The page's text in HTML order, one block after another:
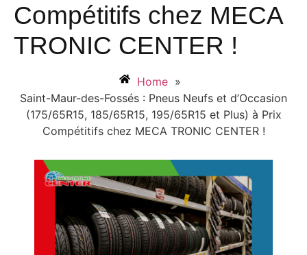
Compétitifs chez MECA
TRONIC CENTER !
Home »
Saint-Maur-des-Fossés : Pneus Neufs et d’Occasion
(175/65R15, 185/65R15, 195/65R15 et Plus) à Prix
Compétitifs chez MECA TRONIC CENTER !